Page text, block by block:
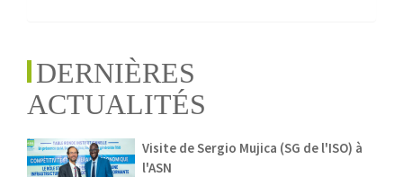
DERNIÈRES
ACTUALITÉS
Visite de Sergio Mujica (SG de l'ISO) à
l'ASN